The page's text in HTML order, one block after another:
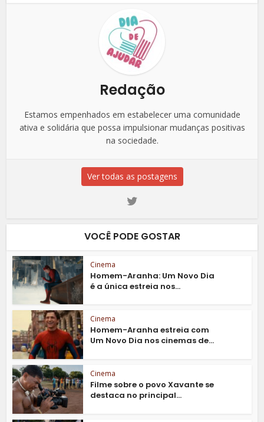
Redação
Estamos empenhados em estabelecer uma comunidade
ativa e solidária que possa impulsionar mudanças positivas
na sociedade.
Ver todas as postagens
VOCÊ PODE GOSTAR
Cinema
Homem-Aranha: Um Novo Dia
é a única estreia nos...
Cinema
Homem-Aranha estreia com
Um Novo Dia nos cinemas de...
Cinema
Filme sobre o povo Xavante se
destaca no principal...